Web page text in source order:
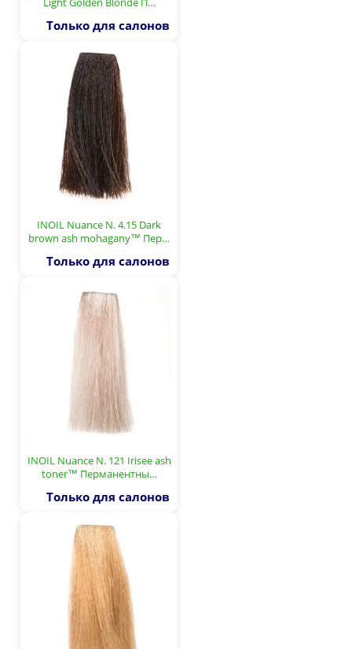
Только для салонов
INOIL Nuance N. 4.15 Dark
brown ash mohagany™ Пер…
Только для салонов
INOIL Nuance N. 121 Irisee ash
toner™ Перманентны…
Только для салонов